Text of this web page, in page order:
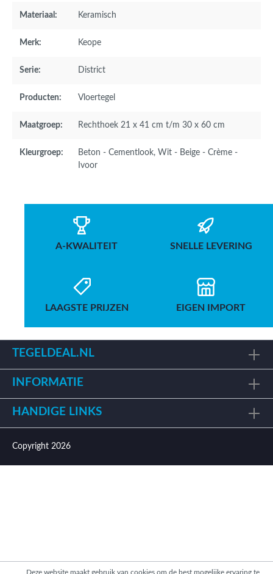
Materiaal: Keramisch
Merk: Keope
Serie: District
Producten: Vloertegel
Maatgroep: Rechthoek 21 x 41 cm t/m 30 x 60 cm
Kleurgroep: Beton - Cementlook, Wit - Beige - Crème -
Ivoor
A-KWALITEIT SNELLE LEVERING
LAAGSTE PRIJZEN EIGEN IMPORT
TEGELDEAL.NL
INFORMATIE
HANDIGE LINKS
Copyright 2026
Deze website maakt gebruik van cookies om de best mogelijke ervaring te